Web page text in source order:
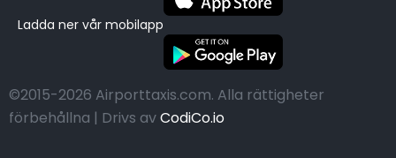
Ladda ner vår mobilapp
©2015-2026 Airporttaxis.com. Alla rättigheter
förbehållna | Drivs avCodiCo.io